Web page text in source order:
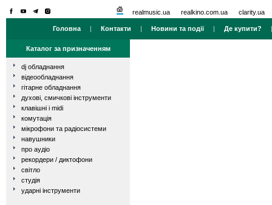
realmusic.ua realkino.com.ua clarity.ua
Головна | Контакти | Новини та події| Де купити?
Каталог за призначенням
dj обладнання
відеообладнання
гітарне обладнання
духові, смичкові інструменти
клавішні і midi
комутація
мікрофони та радіосистеми
навушники
про аудіо
рекордери / диктофони
світло
студія
ударні інструменти